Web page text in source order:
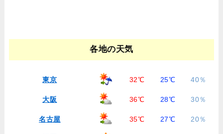
各地の天気
東京 32℃ 25℃ 40％
大阪 36℃ 28℃ 30％
名古屋 35℃ 27℃ 20％